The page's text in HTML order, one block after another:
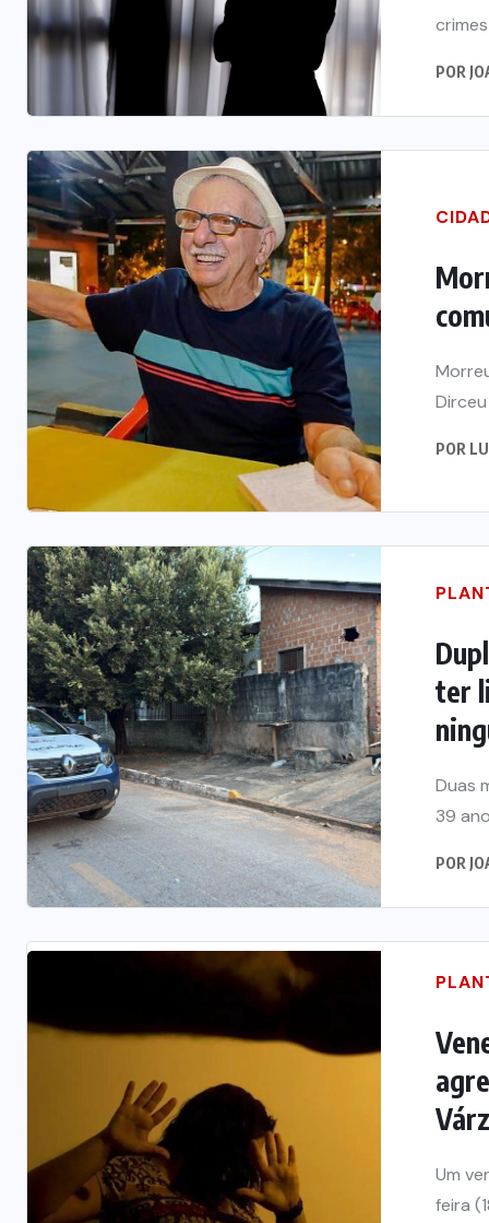
POR
POR
ter
Duas
39
POR
Um
feira